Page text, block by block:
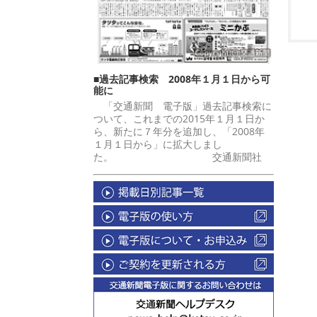
■過去記事検索 2008年１月１日から可
能に
「交通新聞 電子版」過去記事検索に
ついて、これまでの2015年１月１日か
ら、新たに７年分を追加し、「2008年
１月１日から」に拡大しまし
た。 交通新聞社